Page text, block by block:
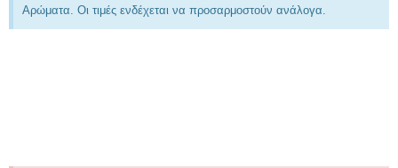
Αρώματα. Οι τιμές ενδέχεται να προσαρμοστούν ανάλογα.